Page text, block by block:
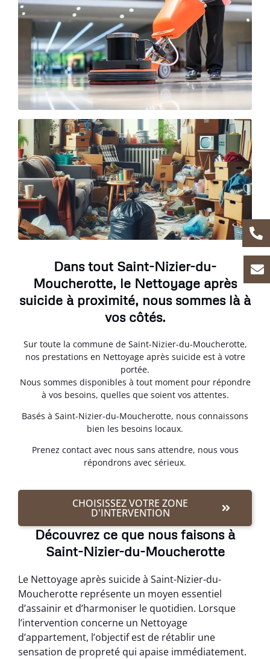
Dans tout Saint-Nizier-du-
Moucherotte, le Nettoyage après
suicide à proximité, nous sommes là à
vos côtés.
Sur toute la commune de Saint-Nizier-du-Moucherotte,
nos prestations en Nettoyage après suicide est à votre
portée.
Nous sommes disponibles à tout moment pour répondre
à vos besoins, quelles que soient vos attentes.
Basés à Saint-Nizier-du-Moucherotte, nous connaissons
bien les besoins locaux.
Prenez contact avec nous sans attendre, nous vous
répondrons avec sérieux.
CHOISISSEZ VOTRE ZONE
D'INTERVENTION
Découvrez ce que nous faisons à
Saint-Nizier-du-Moucherotte
Le Nettoyage après suicide à Saint-Nizier-du-
Moucherotte représente un moyen essentiel
d’assainir et d’harmoniser le quotidien. Lorsque
l’intervention concerne un Nettoyage
d’appartement, l’objectif est de rétablir une
sensation de propreté qui apaise immédiatement.